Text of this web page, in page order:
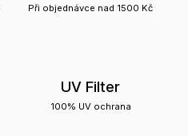
Při objednávce nad 1500 Kč
UV Filter
100% UV ochrana